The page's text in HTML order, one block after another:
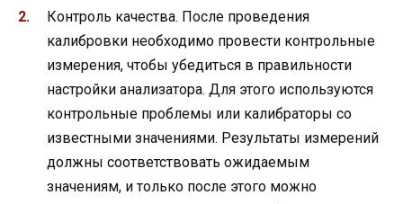
Контроль качества. После проведения
калибровки необходимо провести контрольные
измерения, чтобы убедиться в правильности
настройки анализатора. Для этого используются
контрольные проблемы или калибраторы со
известными значениями. Результаты измерений
должны соответствовать ожидаемым
значениям, и только после этого можно